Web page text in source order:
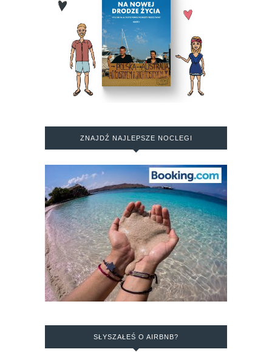
ZNAJDŹ NAJLEPSZE NOCLEGI
SŁYSZAŁEŚ O AIRBNB?